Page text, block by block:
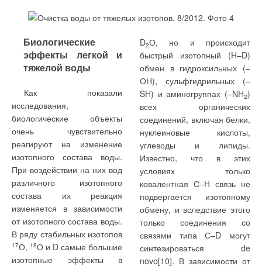
Биологические
эффекты легкой и
тяжелой воды
Как показали
исследования,
биологические объекты
очень чувствительно
реагируют на изменение
изотопного состава воды.
При воздействии на них вод
различного изотопного
состава их реакция
изменяется в зависимости
от изотопного состава воды.
В ряду стабильных изотопов
17О, 18О и D самые большие
изотопные эффекты в
D2О, но и происходит
быстрый изотопный (H–D)
обмен в гидроксильных (–
ОН), сульфгидрильных (–
SH) и аминогруппах (–NH2)
всех органических
соединений, включая белки,
нуклеиновые кислоты,
углеводы и липиды.
Известно, что в этих
условиях только
ковалентная С–Н связь не
подвергается изотопному
обмену, и вследствие этого
только соединения со
связями типа С–D могут
синтезироваться de
novo[10]. В зависимости от
Добавить комментарий
Ваше имя *
Ваш E-mail *
Текст комментария